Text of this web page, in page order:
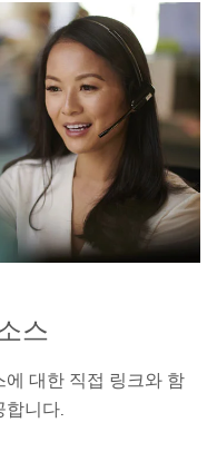
스
대한 직접 링크와 함
합니다.